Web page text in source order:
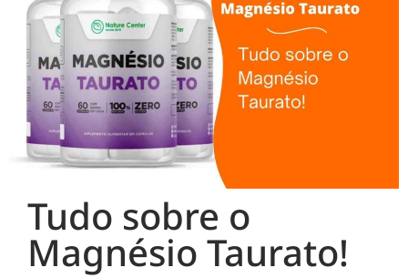
Tudo sobre o
Magnésio Taurato!